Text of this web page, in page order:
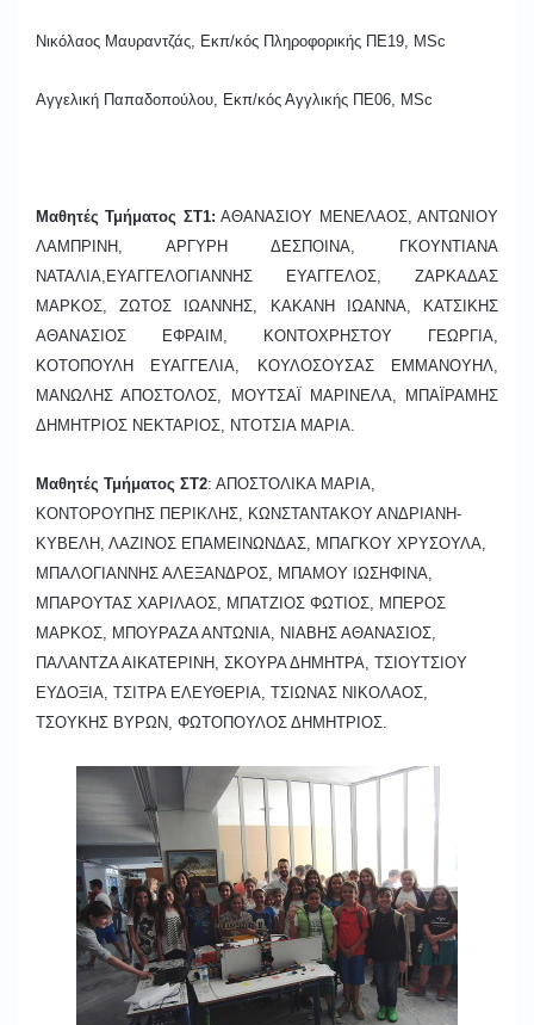
Νικόλαος Μαυραντζάς, Εκπ/κός Πληροφορικής ΠΕ19, MSc
Αγγελική Παπαδοπούλου, Εκπ/κός Αγγλικής ΠΕ06, MSc
Μαθητές Τμήματος ΣΤ1: ΑΘΑΝΑΣΙΟΥ ΜΕΝΕΛΑΟΣ, ΑΝΤΩΝΙΟΥ
ΛΑΜΠΡΙΝΗ, ΑΡΓΥΡΗ ΔΕΣΠΟΙΝΑ, ΓΚΟΥΝΤΙΑΝΑ
ΝΑΤΑΛΙΑ,ΕΥΑΓΓΕΛΟΓΙΑΝΝΗΣ ΕΥΑΓΓΕΛΟΣ, ΖΑΡΚΑΔΑΣ
ΜΑΡΚΟΣ, ΖΩΤΟΣ ΙΩΑΝΝΗΣ, ΚΑΚΑΝΗ ΙΩΑΝΝΑ, ΚΑΤΣΙΚΗΣ
ΑΘΑΝΑΣΙΟΣ ΕΦΡΑΙΜ, ΚΟΝΤΟΧΡΗΣΤΟΥ ΓΕΩΡΓΙΑ,
ΚΟΤΟΠΟΥΛΗ ΕΥΑΓΓΕΛΙΑ, ΚΟΥΛΟΣΟΥΣΑΣ ΕΜΜΑΝΟΥΗΛ,
ΜΑΝΩΛΗΣ ΑΠΟΣΤΟΛΟΣ, ΜΟΥΤΣΑΪ ΜΑΡΙΝΕΛΑ, ΜΠΑΪΡΑΜΗΣ
ΔΗΜΗΤΡΙΟΣ ΝΕΚΤΑΡΙΟΣ, ΝΤΟΤΣΙΑ ΜΑΡΙΑ.
Μαθητές Τμήματος ΣΤ2: ΑΠΟΣΤΟΛΙΚΑ ΜΑΡΙΑ,
ΚΟΝΤΟΡΟΥΠΗΣ ΠΕΡΙΚΛΗΣ, ΚΩΝΣΤΑΝΤΑΚΟΥ ΑΝΔΡΙΑΝΗ-
ΚΥΒΕΛΗ, ΛΑΖΙΝΟΣ ΕΠΑΜΕΙΝΩΝΔΑΣ, ΜΠΑΓΚΟΥ ΧΡΥΣΟΥΛΑ,
ΜΠΑΛΟΓΙΑΝΝΗΣ ΑΛΕΞΑΝΔΡΟΣ, ΜΠΑΜΟΥ ΙΩΣΗΦΙΝΑ,
ΜΠΑΡΟΥΤΑΣ ΧΑΡΙΛΑΟΣ, ΜΠΑΤΖΙΟΣ ΦΩΤΙΟΣ, ΜΠΕΡΟΣ
ΜΑΡΚΟΣ, ΜΠΟΥΡΑΖΑ ΑΝΤΩΝΙΑ, ΝΙΑΒΗΣ ΑΘΑΝΑΣΙΟΣ,
ΠΑΛΑΝΤΖΑ ΑΙΚΑΤΕΡΙΝΗ, ΣΚΟΥΡΑ ΔΗΜΗΤΡΑ, ΤΣΙΟΥΤΣΙΟΥ
ΕΥΔΟΞΙΑ, ΤΣΙΤΡΑ ΕΛΕΥΘΕΡΙΑ, ΤΣΙΩΝΑΣ ΝΙΚΟΛΑΟΣ,
ΤΣΟΥΚΗΣ ΒΥΡΩΝ, ΦΩΤΟΠΟΥΛΟΣ ΔΗΜΗΤΡΙΟΣ.